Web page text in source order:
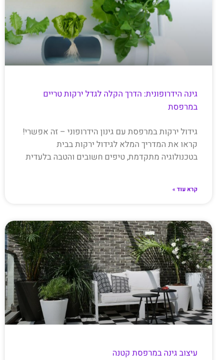
גינה הידרופונית: הדרך הקלה לגדל ירקות טריים
במרפסת
גידול ירקות במרפסת עם גינון הידרופוני – זה אפשרי!
קראו את המדריך המלא לגידול ירקות בבית
בטכנולוגיה מתקדמת, טיפים חשובים והטבה בלעדית
קרא עוד »
עיצוב גינה במרפסת קטנה